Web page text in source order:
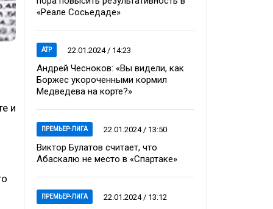
и
«Реале Сосьедаде»
ATP 22.01.2024 / 14:23
Андрей Чесноков: «Вы видели, как
Боржес укороченными кормил
Медведева на корте?»
ПРЕМЬЕР-ЛИГА 22.01.2024 / 13:50
Виктор Булатов считает, что
Абаскалю не место в «Спартаке»
ПРЕМЬЕР-ЛИГА 22.01.2024 / 13:12